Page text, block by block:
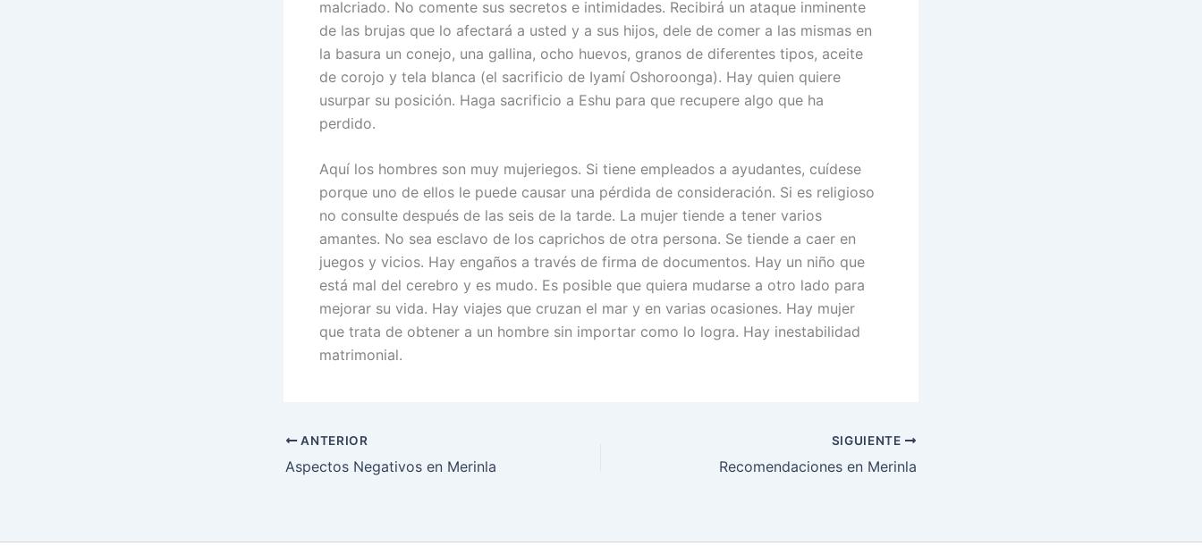
malcriado. No comente sus secretos e intimidades. Recibirá un ataque inminente
de las brujas que lo afectará a usted y a sus hijos, dele de comer a las mismas en
la basura un conejo, una gallina, ocho huevos, granos de diferentes tipos, aceite
de corojo y tela blanca (el sacrificio de Iyamí Oshoroonga). Hay quien quiere
usurpar su posición. Haga sacrificio a Eshu para que recupere algo que ha
perdido.
Aquí los hombres son muy mujeriegos. Si tiene empleados a ayudantes, cuídese
porque uno de ellos le puede causar una pérdida de consideración. Si es religioso
no consulte después de las seis de la tarde. La mujer tiende a tener varios
amantes. No sea esclavo de los caprichos de otra persona. Se tiende a caer en
juegos y vicios. Hay engaños a través de firma de documentos. Hay un niño que
está mal del cerebro y es mudo. Es posible que quiera mudarse a otro lado para
mejorar su vida. Hay viajes que cruzan el mar y en varias ocasiones. Hay mujer
que trata de obtener a un hombre sin importar como lo logra. Hay inestabilidad
matrimonial.
ANTERIOR
Aspectos Negativos en Merinla
SIGUIENTE
Recomendaciones en Merinla